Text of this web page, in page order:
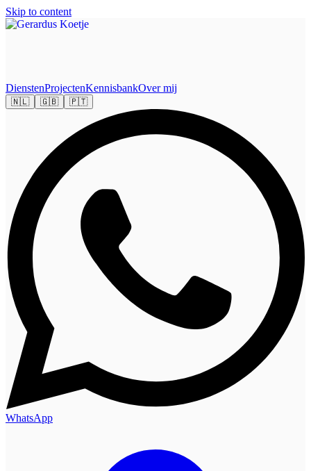
Skip to content
DienstenProjectenKennisbankOver mij
🇳🇱 🇬🇧 🇵🇹
WhatsApp